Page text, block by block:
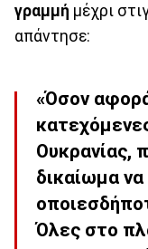
γραμμή μέχρι
απάντησε:
«Όσον
Ουκρανίας,
δικαίωμα
Όλες στο